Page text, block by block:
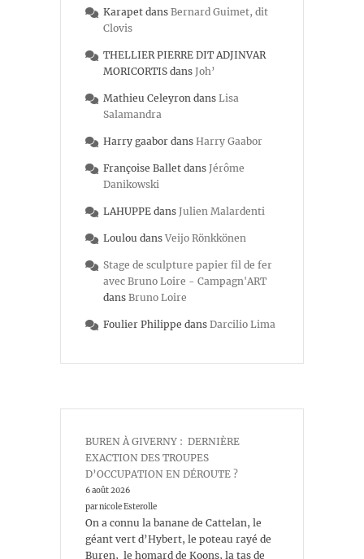
Karapet dans Bernard Guimet, dit
Clovis
THELLIER PIERRE DIT ADJINVAR
MORICORTIS dans Joh’
Mathieu Celeyron dans Lisa
Salamandra
Harry gaabor dans Harry Gaabor
Françoise Ballet dans Jérôme
Danikowski
LAHUPPE dans Julien Malardenti
Loulou dans Veijo Rönkkönen
Stage de sculpture papier fil de fer
avec Bruno Loire - Campagn'ART
dans Bruno Loire
Foulier Philippe dans Darcilio Lima
BUREN À GIVERNY : DERNIÈRE
EXACTION DES TROUPES
D’OCCUPATION EN DÉROUTE ?
6 août 2026
par nicole Esterolle
On a connu la banane de Cattelan, le
géant vert d’Hybert, le poteau rayé de
Buren, le homard de Koons, la tas de